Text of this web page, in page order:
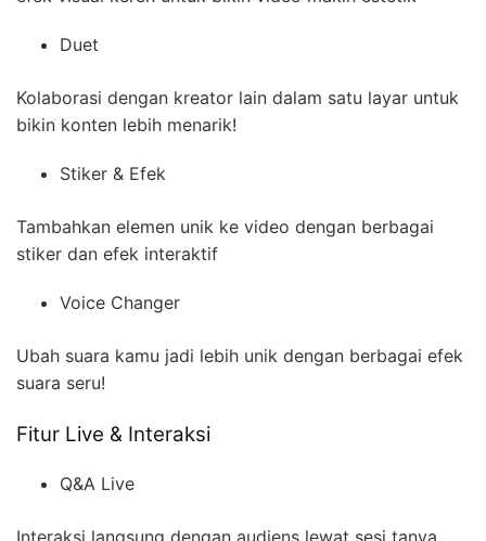
Duet
Kolaborasi dengan kreator lain dalam satu layar untuk
bikin konten lebih menarik!
Stiker & Efek
Tambahkan elemen unik ke video dengan berbagai
stiker dan efek interaktif
Voice Changer
Ubah suara kamu jadi lebih unik dengan berbagai efek
suara seru!
Fitur Live & Interaksi
Q&A Live